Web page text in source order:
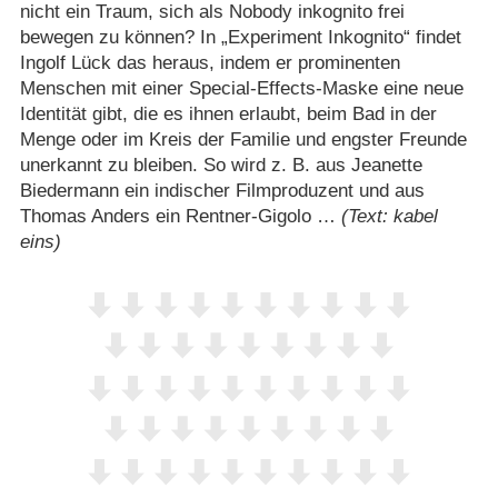
nicht ein Traum, sich als Nobody inkognito frei
bewegen zu können? In „Experiment Inkognito“ findet
Ingolf Lück das heraus, indem er prominenten
Menschen mit einer Special-Effects-Maske eine neue
Identität gibt, die es ihnen erlaubt, beim Bad in der
Menge oder im Kreis der Familie und engster Freunde
unerkannt zu bleiben. So wird z. B. aus Jeanette
Biedermann ein indischer Filmproduzent und aus
Thomas Anders ein Rentner-Gigolo … (Text: kabel
eins)